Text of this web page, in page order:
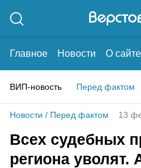
Главное Новости О сайте
ВИП-новость Перед фактом
Новости / Перед фактом 13
Всех судебных
региона уволят.